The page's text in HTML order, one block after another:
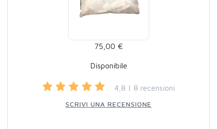
75,00 €
Disponibile
4,8 | 8 recensioni
SCRIVI UNA RECENSIONE